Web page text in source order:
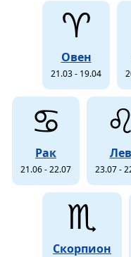
♈
Овен
21.03 - 19.04
♋
Рак
21.06 - 22.07
♌
Лев
23.07 -
♏
Скорпион